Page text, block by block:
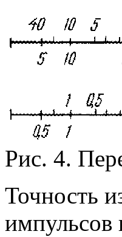
Рис. 4.
Точность
импульсов